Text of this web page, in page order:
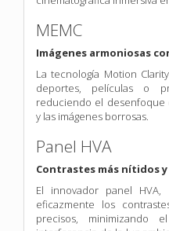
MEMC
Imágenes armoniosas
La tecnología Motion
deportes, películas o
reduciendo el desenfoque
y las imágenes borrosas.
Panel HVA
Contrastes más nítidos
El innovador panel HVA,
eficazmente los
precisos,